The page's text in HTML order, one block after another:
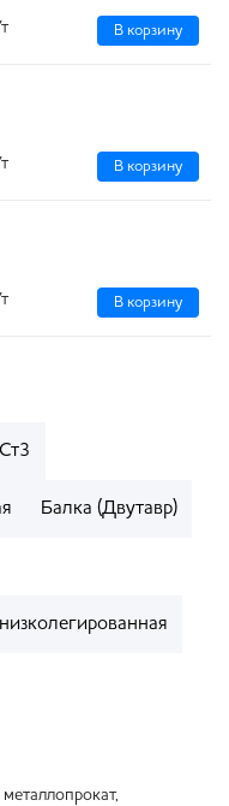
В корзину
В корзину
В корзину
Балка (Двутавр)